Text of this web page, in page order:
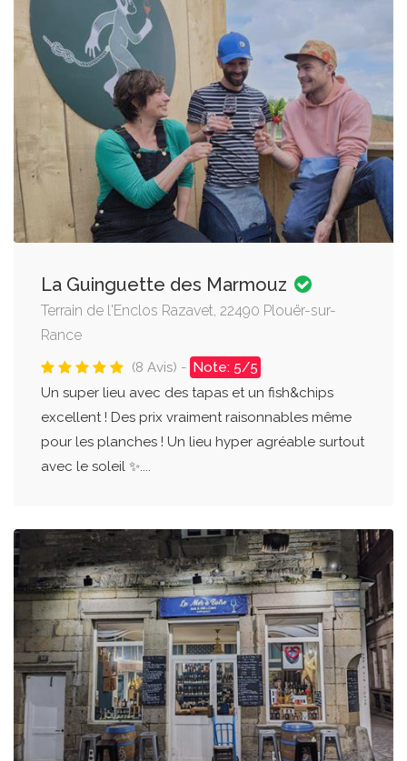
La Guinguette des Marmouz
Terrain de l'Enclos Razavet, 22490 Plouër-sur-
Rance
(8 Avis) - Note: 5/5
Un super lieu avec des tapas et un fish&chips
excellent ! Des prix vraiment raisonnables même
pour les planches ! Un lieu hyper agréable surtout
avec le soleil ✨....